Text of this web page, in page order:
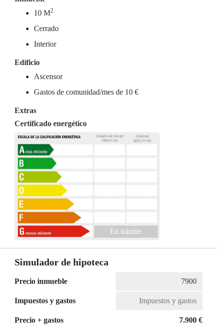
10 M2
Cerrado
Interior
Edificio
Ascensor
Gastos de comunidad/mes de 10 €
Extras
Certificado energético
En trámite
Simulador de hipoteca
Precio inmueble
Impuestos y gastos
Precio + gastos 7.900 €